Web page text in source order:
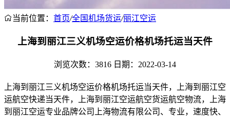
当前位置： 首页/全国机场货运/丽江空运
上海到丽江三义机场空运价格机场托运当天件
浏览次数：3816 日期：2022-03-14
上海到丽江三义机场空运价格机场托运当天件，上海到丽江空
运航空快递当天件，上海到丽江空运航空货运航空物流，上海
到丽江空运专业品牌公司上海物流有限公司、专业，速度快、